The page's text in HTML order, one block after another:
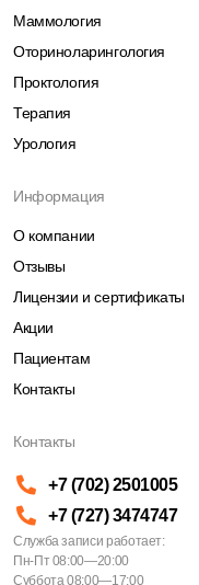
Маммология
Оториноларингология
Проктология
Терапия
Урология
Информация
О компании
Отзывы
Лицензии и сертификаты
Акции
Пациентам
Контакты
Контакты
+7 (702) 2501005
+7 (727) 3474747
Служба записи работает:
Пн-Пт 08:00—20:00
Суббота 08:00—17:00